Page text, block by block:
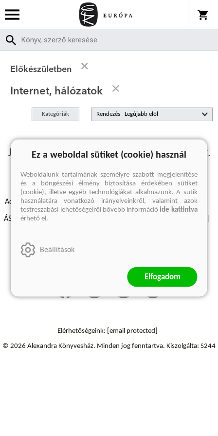
Előkészületben
Internet, hálózatok
Kategóriák Rendezés
Jelenleg nincs előkészületben termékünk.
Adatvédelmi szabályzatok Elállási felmondási nyilatkozat
ÁSZF - Vásárlási feltételek
Szállítási információk
Elérhetőségeink: [email protected]
© 2026 Alexandra Könyvesház. Minden jog fenntartva. Kiszolgálta: S244
Ez a weboldal sütiket (cookie) használ
Weboldalunk tartalmának személyre szabott megjelenítése
és a böngészési élmény biztosítása érdekében sütiket
(cookie), illetve egyéb technológiákat alkalmazunk. A sütik
használatára vonatkozó irányelveinkről, valamint azok
testreszabási lehetőségeiről bővebb információide kattintva
érhető el.
Beállítások
Elfogadom